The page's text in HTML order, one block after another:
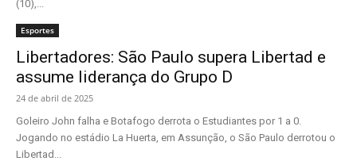
(10),...
Esportes
Libertadores: São Paulo supera Libertad e
assume liderança do Grupo D
24 de abril de 2025
Goleiro John falha e Botafogo derrota o Estudiantes por 1 a 0.
Jogando no estádio La Huerta, em Assunção, o São Paulo derrotou o
Libertad...